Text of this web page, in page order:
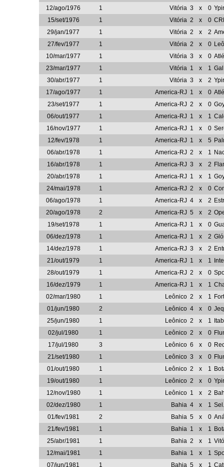
12/ago/1976
1 Vitória 3 x 0
15/set/1976
1 Vitória 2 x 0
29/jan/1977
1 Vitória 2 x 2
27/fev/1977
1 Vitória 2 x 0
10/mar/1977
1 Vitória 3 x 0
23/mar/1977
1 Vitória 1 x 1
30/abr/1977
1 Vitória 3 x 2
17/ago/1977
1 America-RJ 1 x 0
23/set/1977
1 America-RJ 2 x 0
06/out/1977
1 America-RJ 1 x 1
16/nov/1977
1 America-RJ 1 x 0
12/fev/1978
1 America-RJ 1 x 5
06/abr/1978
1 America-RJ 2 x 1
16/abr/1978
1 America-RJ 3 x 2
20/abr/1978
1 America-RJ 1 x 1
24/mai/1978
1 America-RJ 2 x 0
06/ago/1978
1 America-RJ 4 x 2
20/ago/1978
2 America-RJ 5 x 2
19/set/1978
1 America-RJ 1 x 0
06/dez/1978
1 America-RJ 1 x 2
14/dez/1978
1 America-RJ 3 x 2
21/out/1979
1 America-RJ 1 x 1
28/out/1979
1 America-RJ 2 x 0
16/dez/1979
1 America-RJ 1 x 1
02/mar/1980
1 Leônico 2 x 1
01/jun/1980
2 Leônico 4 x 0
25/jun/1980
1 Leônico 2 x 1
02/jul/1980
1 Leônico 2 x 0
17/jul/1980
3 Leônico 6 x 0
21/set/1980
1 Leônico 3 x 0
01/out/1980
1 Leônico 2 x 1
19/out/1980
1 Leônico 2 x 0
12/nov/1980
1 Leônico 1 x 2
02/dez/1980
1 Bahia 4 x 1
01/fev/1981
2 Bahia 5 x 0
21/fev/1981
1 Bahia 1 x 1
25/abr/1981
1 Bahia 2 x 1
12/mai/1981
1 Bahia 1 x 1
07/jun/1981
1 Bahia 5 x 1